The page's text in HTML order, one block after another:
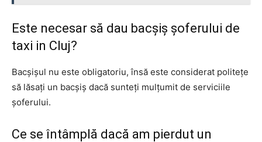
Este necesar să dau bacșiș șoferului de
taxi in Cluj?
Bacșișul nu este obligatoriu, însă este considerat politețe
să lăsați un bacșiș dacă sunteți mulțumit de serviciile
șoferului.
Ce se întâmplă dacă am pierdut un